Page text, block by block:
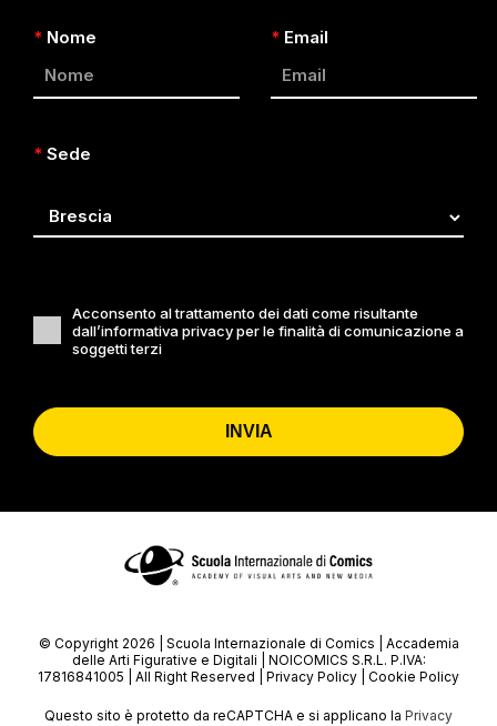
* Nome * Email
* Sede
Acconsento al trattamento dei dati come risultante
dall’informativa privacy per le finalità di comunicazione a
soggetti terzi
INVIA
© Copyright 2026 | Scuola Internazionale di Comics | Accademia
delle Arti Figurative e Digitali | NOICOMICS S.R.L. P.IVA:
17816841005 | All Right Reserved | Privacy Policy Cookie Policy
Questo sito è protetto da reCAPTCHA e si applicano la Privacy